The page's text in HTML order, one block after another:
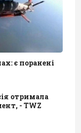
є поранені
отримала
- TWZ